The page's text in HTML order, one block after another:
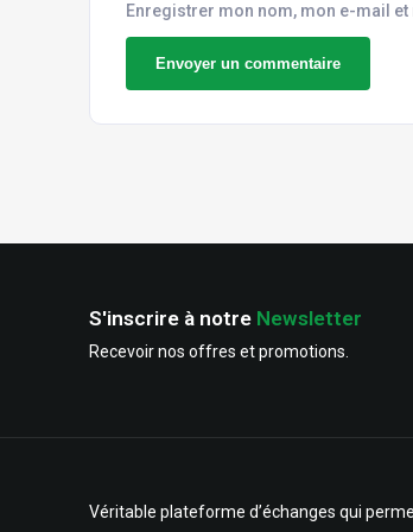
Enregistrer mon nom, mon e-mail
S'inscrire à notre Newsletter
Recevoir nos offres et promotions.
Véritable plateforme d’échanges qui